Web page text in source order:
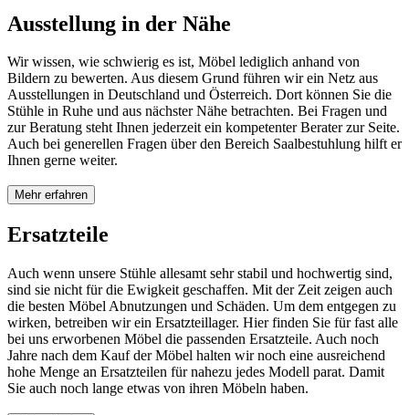
Ausstellung in der Nähe
Wir wissen, wie schwierig es ist, Möbel lediglich anhand von
Bildern zu bewerten. Aus diesem Grund führen wir ein Netz aus
Ausstellungen in Deutschland und Österreich. Dort können Sie die
Stühle in Ruhe und aus nächster Nähe betrachten. Bei Fragen und
zur Beratung steht Ihnen jederzeit ein kompetenter Berater zur Seite.
Auch bei generellen Fragen über den Bereich Saalbestuhlung hilft er
Ihnen gerne weiter.
Mehr erfahren
Ersatzteile
Auch wenn unsere Stühle allesamt sehr stabil und hochwertig sind,
sind sie nicht für die Ewigkeit geschaffen. Mit der Zeit zeigen auch
die besten Möbel Abnutzungen und Schäden. Um dem entgegen zu
wirken, betreiben wir ein Ersatzteillager. Hier finden Sie für fast alle
bei uns erworbenen Möbel die passenden Ersatzteile. Auch noch
Jahre nach dem Kauf der Möbel halten wir noch eine ausreichend
hohe Menge an Ersatzteilen für nahezu jedes Modell parat. Damit
Sie auch noch lange etwas von ihren Möbeln haben.